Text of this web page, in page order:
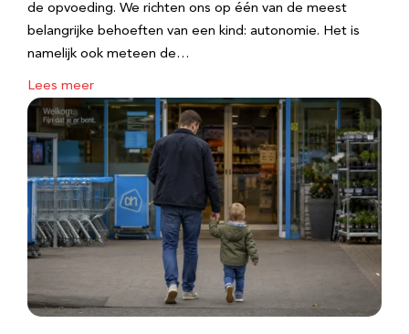
de opvoeding. We richten ons op één van de meest
belangrijke behoeften van een kind: autonomie. Het is
namelijk ook meteen de…
Lees meer